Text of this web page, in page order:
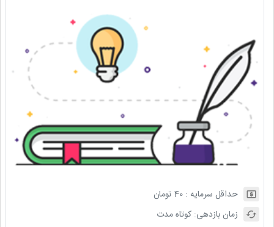
حداقل سرمایه :40 تومان
زمان بازدهی:کوتاه مدت